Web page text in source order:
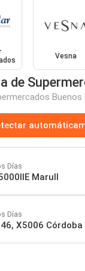
Vesna
de
Días
Marull
Días
X5006 Córdoba